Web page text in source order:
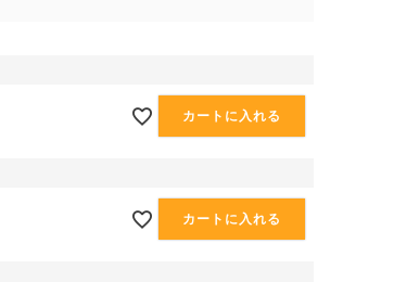
カートに入れる
カートに入れる